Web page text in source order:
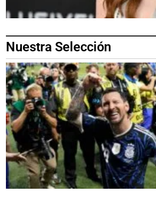
Nuestra Selección